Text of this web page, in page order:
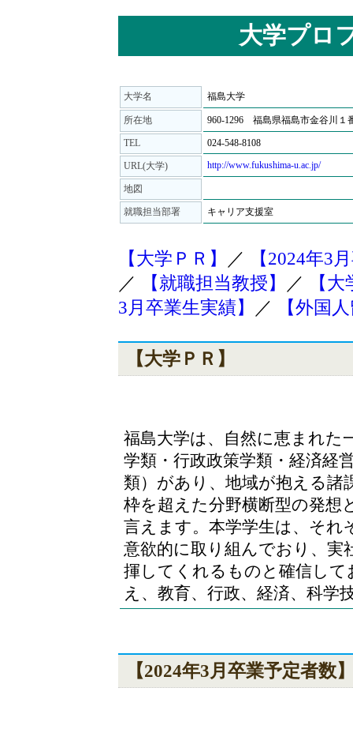
大学プロ
大学名 福島大学
所在地 960-1296 福島県福島市金谷川１
TEL 024-548-8108
URL(大学) http://www.fukushima-u.ac.jp/
地図
就職担当部署 キャリア支援室
【大学ＰＲ】 ／
【2024年3
／
【就職担当教授】 ／
【
3月卒業生実績】
／ 【外国
【大学ＰＲ】
福島大学は、自然に恵まれた
学類・行政政策学類・経済経
類）があり、地域が抱える諸
枠を超えた分野横断型の発想
言えます。本学学生は、それ
意欲的に取り組んでおり、実
揮してくれるものと確信し
え、教育、行政、経済、科学
【2024年3月卒業予定者数